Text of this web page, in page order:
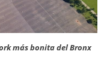
más bonita del Bronx